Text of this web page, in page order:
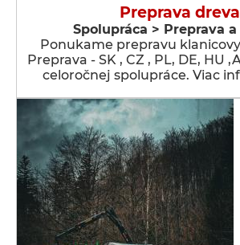
Preprava dreva
Spolupráca > Preprava
Ponukame prepravu
Preprava - SK , CZ , PL, DE, HU
celoročnej spolupráce. Viac